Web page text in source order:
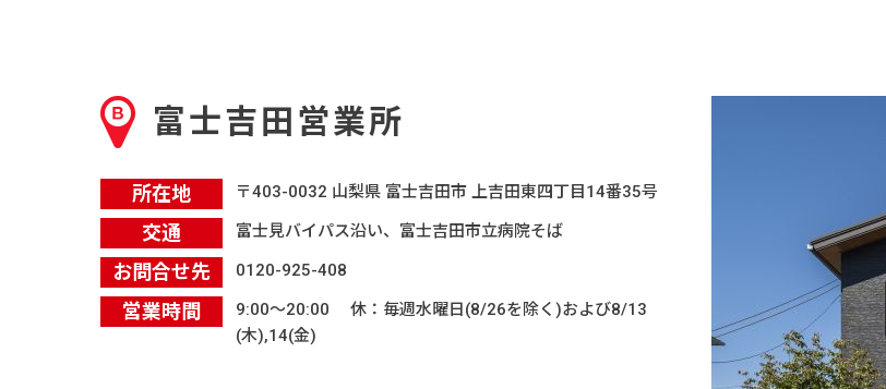
富士吉田営業所
所在地 〒403-0032 山梨県 富士吉田市 上吉田東四丁目14番35号
交通 富士見バイパス沿い、富士吉田市立病院そば
お問合せ先 0120-925-408
営業時間
9:00〜20:00 休：毎週水曜日(8/26を除く)および8/13
(木),14(金)